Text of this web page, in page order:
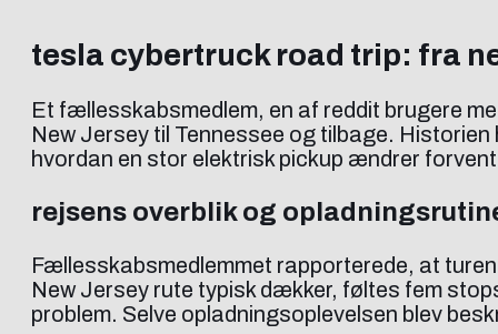
tesla cybertruck road trip: fra
Et fællesskabsmedlem, en af reddit brugere
New Jersey til Tennessee og tilbage.
hvordan en stor elektrisk pickup ændrer
rejsens overblik og
Fællesskabsmedlemmet rapporterede, at
New Jersey rute typisk dækker, føltes fem
problem. Selve opladningsoplevelsen blev